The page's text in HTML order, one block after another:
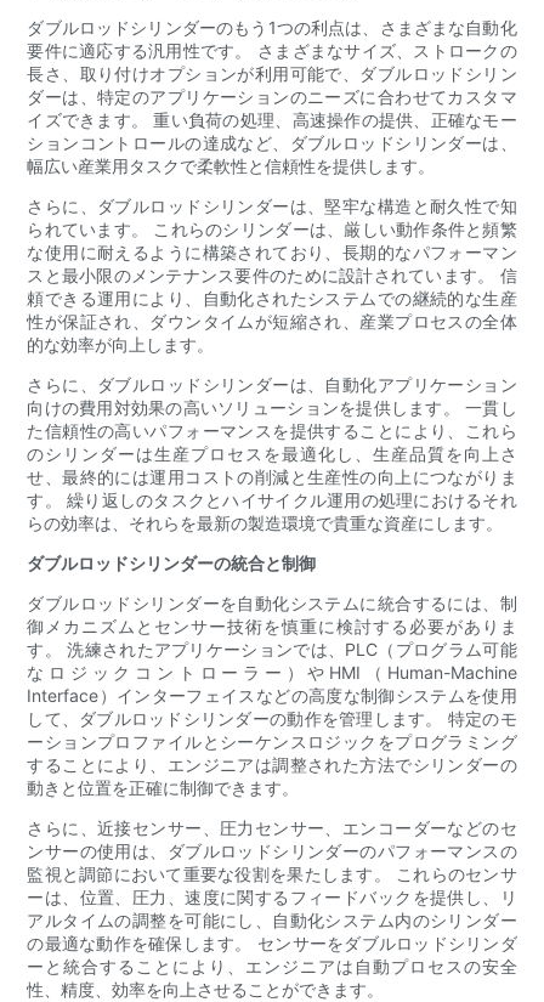
ダブルロッドシリンダーのもう1つの利点は、さまざまな自動化
要件に適応する汎用性です。 さまざまなサイズ、ストロークの
長さ、取り付けオプションが利用可能で、ダブルロッドシリン
ダーは、特定のアプリケーションのニーズに合わせてカスタマ
イズできます。 重い負荷の処理、高速操作の提供、正確なモー
ションコントロールの達成など、ダブルロッドシリンダーは、
幅広い産業用タスクで柔軟性と信頼性を提供します。
さらに、ダブルロッドシリンダーは、堅牢な構造と耐久性で知
られています。 これらのシリンダーは、厳しい動作条件と頻繁
な使用に耐えるように構築されており、長期的なパフォーマン
スと最小限のメンテナンス要件のために設計されています。 信
頼できる運用により、自動化されたシステムでの継続的な生産
性が保証され、ダウンタイムが短縮され、産業プロセスの全体
的な効率が向上します。
さらに、ダブルロッドシリンダーは、自動化アプリケーション
向けの費用対効果の高いソリューションを提供します。 一貫し
た信頼性の高いパフォーマンスを提供することにより、これら
のシリンダーは生産プロセスを最適化し、生産品質を向上さ
せ、最終的には運用コストの削減と生産性の向上につながりま
す。 繰り返しのタスクとハイサイクル運用の処理におけるそれ
らの効率は、それらを最新の製造環境で貴重な資産にします。
ダブルロッドシリンダーの統合と制御
ダブルロッドシリンダーを自動化システムに統合するには、制
御メカニズムとセンサー技術を慎重に検討する必要がありま
す。 洗練されたアプリケーションでは、PLC（プログラム可能
なロジックコントローラー）やHMI（Human-Machine
Interface）インターフェイスなどの高度な制御システムを使用
して、ダブルロッドシリンダーの動作を管理します。 特定のモ
ーションプロファイルとシーケンスロジックをプログラミング
することにより、エンジニアは調整された方法でシリンダーの
動きと位置を正確に制御できます。
さらに、近接センサー、圧力センサー、エンコーダーなどのセ
ンサーの使用は、ダブルロッドシリンダーのパフォーマンスの
監視と調節において重要な役割を果たします。 これらのセンサ
ーは、位置、圧力、速度に関するフィードバックを提供し、リ
アルタイムの調整を可能にし、自動化システム内のシリンダー
の最適な動作を確保します。 センサーをダブルロッドシリンダ
ーと統合することにより、エンジニアは自動プロセスの安全
性、精度、効率を向上させることができます。